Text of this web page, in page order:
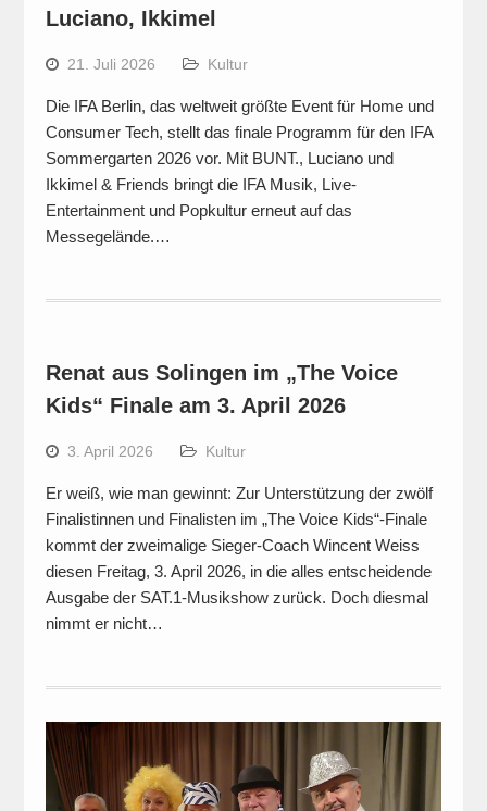
Luciano, Ikkimel
21. Juli 2026 Kultur
Die IFA Berlin, das weltweit größte Event für Home und
Consumer Tech, stellt das finale Programm für den IFA
Sommergarten 2026 vor. Mit BUNT., Luciano und
Ikkimel & Friends bringt die IFA Musik, Live-
Entertainment und Popkultur erneut auf das
Messegelände.…
Renat aus Solingen im „The Voice
Kids“ Finale am 3. April 2026
3. April 2026 Kultur
Er weiß, wie man gewinnt: Zur Unterstützung der zwölf
Finalistinnen und Finalisten im „The Voice Kids“-Finale
kommt der zweimalige Sieger-Coach Wincent Weiss
diesen Freitag, 3. April 2026, in die alles entscheidende
Ausgabe der SAT.1-Musikshow zurück. Doch diesmal
nimmt er nicht…